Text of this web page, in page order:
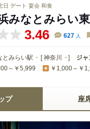
日 デート 宴会 和食
みなとみらい
3.46 627 人
とみらい駅 [神奈川 ] ジャ
～￥5,999 ￥1,000～￥
プ 座